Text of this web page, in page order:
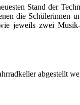
Stand der
die
jeweils zwei
abgestellt